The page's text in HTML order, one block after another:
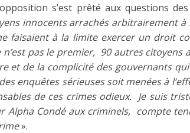
s’est prêté aux questions
innocents arrachés arbitrairement à
faisaient à la limite exercer un droit
pas le premier, 90 autres citoyens
et de la complicité des gouvernants qui
enquêtes sérieuses soit menées à
de ces crimes odieux. Je suis
Condé aux criminels, compte
».